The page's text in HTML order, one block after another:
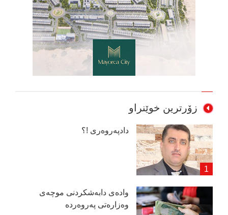
زۆرترین خوێنراو
دادپەروەری !؟
وادەی دابەشكردنی موچەی
وەزارەتی پەروەردە